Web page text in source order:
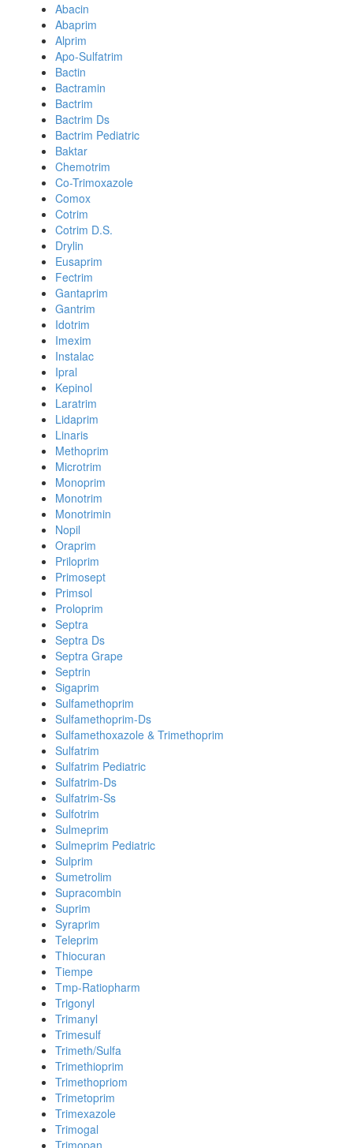
Abacin
Abaprim
Alprim
Apo-Sulfatrim
Bactin
Bactramin
Bactrim
Bactrim Ds
Bactrim Pediatric
Baktar
Chemotrim
Co-Trimoxazole
Comox
Cotrim
Cotrim D.S.
Drylin
Eusaprim
Fectrim
Gantaprim
Gantrim
Idotrim
Imexim
Instalac
Ipral
Kepinol
Laratrim
Lidaprim
Linaris
Methoprim
Microtrim
Monoprim
Monotrim
Monotrimin
Nopil
Oraprim
Priloprim
Primosept
Primsol
Proloprim
Septra
Septra Ds
Septra Grape
Septrin
Sigaprim
Sulfamethoprim
Sulfamethoprim-Ds
Sulfamethoxazole & Trimethoprim
Sulfatrim
Sulfatrim Pediatric
Sulfatrim-Ds
Sulfatrim-Ss
Sulfotrim
Sulmeprim
Sulmeprim Pediatric
Sulprim
Sumetrolim
Supracombin
Suprim
Syraprim
Teleprim
Thiocuran
Tiempe
Tmp-Ratiopharm
Trigonyl
Trimanyl
Trimesulf
Trimeth/Sulfa
Trimethioprim
Trimethopriom
Trimetoprim
Trimexazole
Trimogal
Trimopan